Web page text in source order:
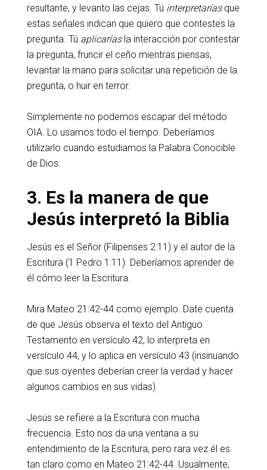
resultante, y levanto las cejas. Tú interpretarías que
estas señales indican que quiero que contestes la
pregunta. Tú aplicaríasla interacción por contestar
la pregunta, fruncir el ceño mientras piensas,
levantar la mano para solicitar una repetición de la
pregunta, o huir en terror.
Simplemente no podemos escapar del método
OIA. Lo usamos todo el tiempo. Deberíamos
utilizarlo cuando estudiamos la Palabra Conocible
de Dios.
3. Es la manera de que
Jesús interpretó la Biblia
Jesús es el Señor (Filipenses 2:11) y el autor de la
Escritura (1 Pedro 1:11). Deberíamos aprender de
él cómo leer la Escritura.
Mira Mateo 21:42-44 como ejemplo. Date cuenta
de que Jesús observa el texto del Antiguo
Testamento en versículo 42, lo interpreta en
versículo 44, y lo aplica en versículo 43 (insinuando
que sus oyentes deberían creer la verdad y hacer
algunos cambios en sus vidas).
Jesús se refiere a la Escritura con mucha
frecuencia. Esto nos da una ventana a su
entendimiento de la Escritura, pero rara vez él es
tan claro como en Mateo 21:42-44. Usualmente,